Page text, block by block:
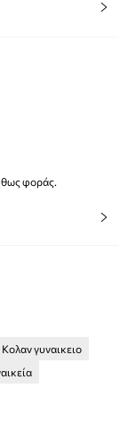
φοράς.
Κολαν γυναικειο